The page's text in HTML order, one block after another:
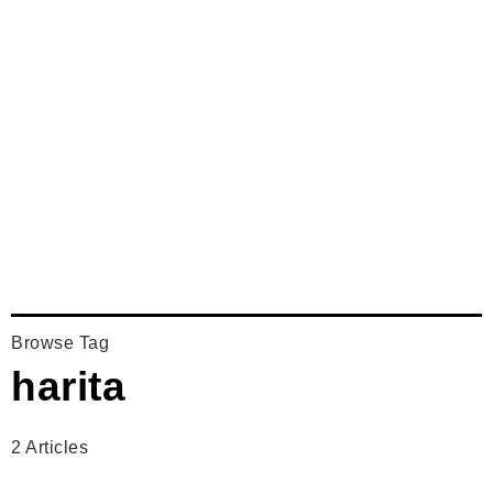
Browse Tag
harita
2 Articles